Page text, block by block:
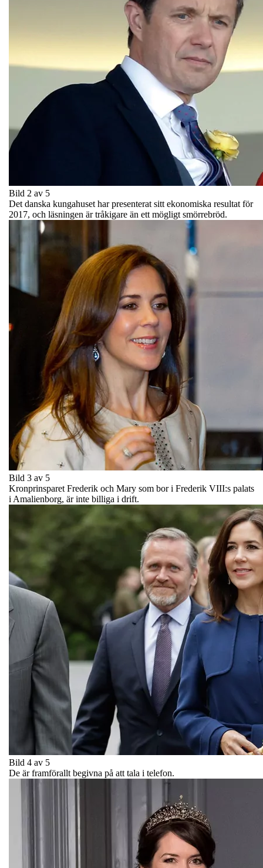
Bild 2 av 5
Det danska kungahuset har presenterat sitt ekonomiska resultat för
2017, och läsningen är tråkigare än ett mögligt smörrebröd.
Bild 3 av 5
Kronprinsparet Frederik och Mary som bor i Frederik VIII:s palats
i Amalienborg, är inte billiga i drift.
Bild 4 av 5
De är framförallt begivna på att tala i telefon.